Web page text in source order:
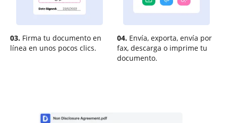
03. Firma tu documento en
línea en unos pocos clics.
04. Envía, exporta, envía por
fax, descarga o imprime tu
documento.